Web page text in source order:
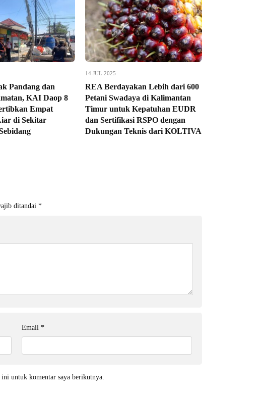
Pandang dan
KAI Daop 8
Empat
di Sekitar
14 JUL 2025
REA Berdayakan Lebih dari 600
Petani Swadaya di Kalimantan
Timur untuk Kepatuhan EUDR
dan Sertifikasi RSPO dengan
Dukungan Teknis dari KOLTIVA
ditandai *
Email *
ini untuk komentar saya berikutnya.